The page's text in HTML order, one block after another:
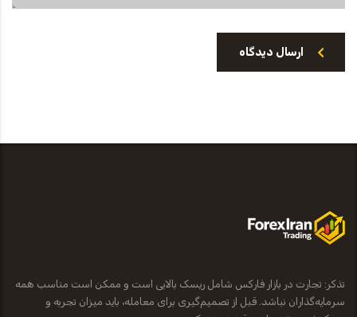
ارسال دیدگاه
تذکر: تجارت در بازار فارکس شامل ریسک بالایی است و ممکن است مناسب همه
سرمایه‌گذاران نباشد. قبل از تصمیم‌گیری برای معامله، باید میزان تجربه و